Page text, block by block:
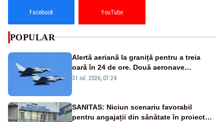
Facebook YouTube
POPULAR
Alertă aeriană la graniță pentru a treia
oară în 24 de ore. Două aeronave
Eurofighter britanice au fost ridicate de la
31 iul. 2026, 07:24
SANITAS: Niciun scenariu favorabil
pentru angajații din sănătate în proiectul